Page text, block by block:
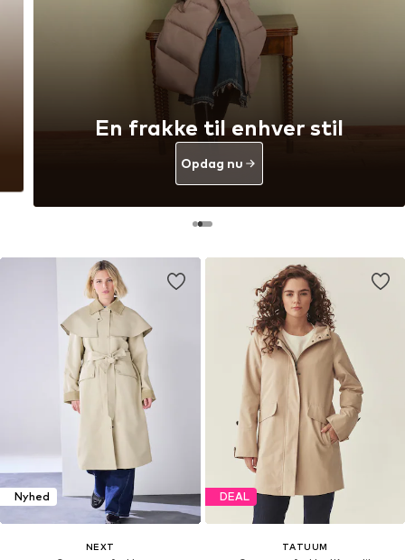
Nyhed
NEXT
DEAL
TATUUM
En frakke til enhver stil
Opdag nu